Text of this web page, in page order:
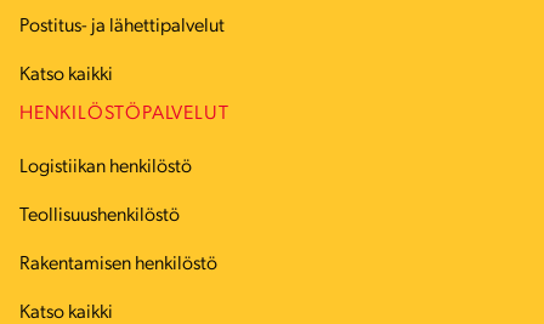
Postitus- ja lähettipalvelut
Katso kaikki
HENKILÖSTÖPALVELUT
Logistiikan henkilöstö
Teollisuushenkilöstö
Rakentamisen henkilöstö
Katso kaikki